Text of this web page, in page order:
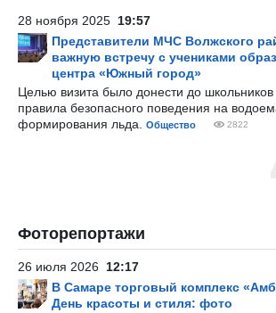
28 ноября 2025 19:57
Представители МЧС Волжского
важную встречу с учениками
центра «Южный город»
Целью визита было донести до
правила безопасного поведения на
формирования льда.
Общество 2822
Фоторепортажи
26 июля 2026 12:17
В Самаре торговый комплекс
День красоты и стиля: фото